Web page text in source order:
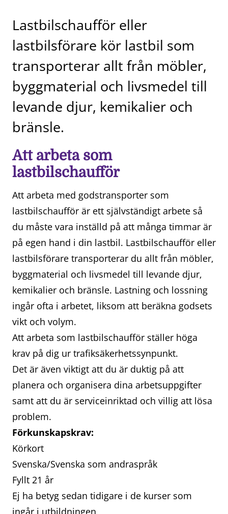
Lastbilschaufför eller
lastbilsförare kör lastbil som
transporterar allt från möbler,
byggmaterial och livsmedel till
levande djur, kemikalier och
bränsle.
Att arbeta som
lastbilschaufför
Att arbeta med godstransporter som
lastbilschaufför är ett självständigt arbete så
du måste vara inställd på att många timmar är
på egen hand i din lastbil. Lastbilschaufför eller
lastbilsförare transporterar du allt från möbler,
byggmaterial och livsmedel till levande djur,
kemikalier och bränsle. Lastning och lossning
ingår ofta i arbetet, liksom att beräkna godsets
vikt och volym.
Att arbeta som lastbilschaufför ställer höga
krav på dig ur trafiksäkerhetssynpunkt.
Det är även viktigt att du är duktig på att
planera och organisera dina arbetsuppgifter
samt att du är serviceinriktad och villig att lösa
problem.
Förkunskapskrav:
Körkort
Svenska/Svenska som andraspråk
Fyllt 21 år
Ej ha betyg sedan tidigare i de kurser som
ingår i utbildningen